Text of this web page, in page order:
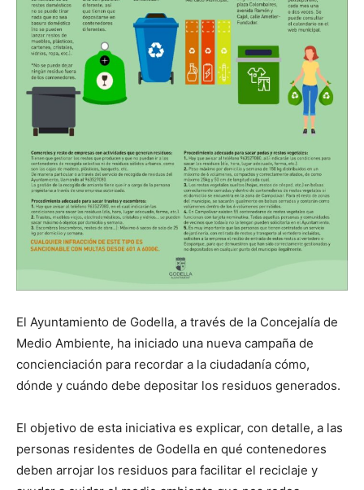
El Ayuntamiento de Godella, a través de la Concejalía de
Medio Ambiente, ha iniciado una nueva campaña de
concienciación para recordar a la ciudadanía cómo,
dónde y cuándo debe depositar los residuos generados.
El objetivo de esta iniciativa es explicar, con detalle, a las
personas residentes de Godella en qué contenedores
deben arrojar los residuos para facilitar el reciclaje y